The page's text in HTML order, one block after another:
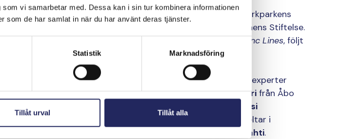
vi samarbetar med. Dessa kan i sin tur kombinera informationen
som de har samlat in när du har använt deras tjänster.
Statistik Marknadsföring
Tillåt urval Tillåt alla
startar med ett gratis evenemang utan åldersgräns vid Kyrkparkens
Aura å onsdagen den 31 juli kl 18 i samarbete med John Nurminens Stiftelse.
Blanc Lines, följt
kvartett
kl. 19 hålls diskussionen Gott välmående och långa linor
där experter
finska) havets välmåendeeffekter. DoktorandSusanna Saarifrån Åbo
Janne Juvonen , VD för VoiVeljet restaurangkedja, och
Jussi
, verksamhetsledare för Jazz City Turku rf och jazzmusiker, deltar i
Maija Soljanlahti.